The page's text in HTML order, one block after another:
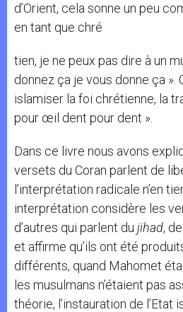
d’Orient, cela sonne un peu
en tant que chré
tien, je ne peux pas dire à un
donnez ça je vous donne ça ».
islamiser la foi chrétienne, la
pour œil dent pour dent ».
Dans ce livre nous avons
versets du Coran parlent de
l’interprétation radicale n’en
interprétation considère les
d’autres qui parlent du jihad,
et affirme qu’ils ont été
différents, quand Mahomet
les musulmans n’étaient pas
théorie, l’instauration de l’Etat